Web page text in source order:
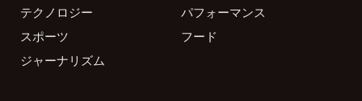
テクノロジー
パフォーマンス
スポーツ
フード
ジャーナリズム